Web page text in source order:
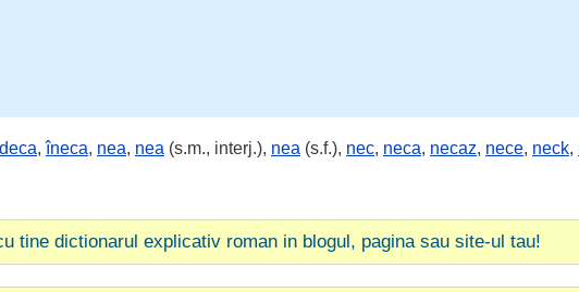
deca,îneca, nea, nea (s.m., interj.), nea (s.f.), nec, neca, necaz, nece, neck,
tine dictionarul explicativ roman in blogul, pagina sau site-ul tau!